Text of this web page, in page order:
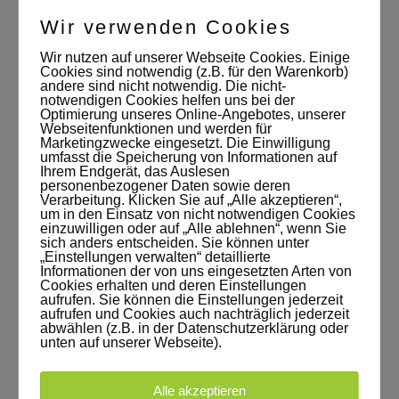
ES REGNET IM STUDIO
[SONS OF MOTION]
ByOnkel filmaton
5. Juli 2017
Studionews,Videoproduktion
Vor nicht allzu langer Zeit waren die
stadtbekannten "Sons Of Motion" bei uns zu
Besuch im Studio. Produziert wurde bei Wind
und Wetter IM Studio ein Werbespot für die
"A&O Hotels und Hostels". Zum Glück blieben
die Schäfchen im Trockenen!
READ MORE
Wir verwenden Cookies
Wir nutzen auf unserer Webseite Cookies. Einige
Cookies sind notwendig (z.B. für den Warenkorb)
andere sind nicht notwendig. Die nicht-
notwendigen Cookies helfen uns bei der
Optimierung unseres Online-Angebotes, unserer
Webseitenfunktionen und werden für
Marketingzwecke eingesetzt. Die Einwilligung
umfasst die Speicherung von Informationen auf
Ihrem Endgerät, das Auslesen
personenbezogener Daten sowie deren
Verarbeitung. Klicken Sie auf „Alle akzeptieren“,
um in den Einsatz von nicht notwendigen Cookies
einzuwilligen oder auf „Alle ablehnen“, wenn Sie
sich anders entscheiden. Sie können unter
„Einstellungen verwalten“ detaillierte
Informationen der von uns eingesetzten Arten von
Cookies erhalten und deren Einstellungen
aufrufen. Sie können die Einstellungen jederzeit
aufrufen und Cookies auch nachträglich jederzeit
abwählen (z.B. in der Datenschutzerklärung oder
unten auf unserer Webseite).
Alle akzeptieren